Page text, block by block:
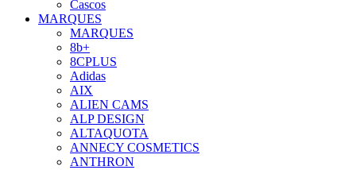
Cascos
MARQUES
MARQUES
8b+
8CPLUS
Adidas
AIX
ALIEN CAMS
ALP DESIGN
ALTAQUOTA
ANNECY COSMETICS
ANTHRON